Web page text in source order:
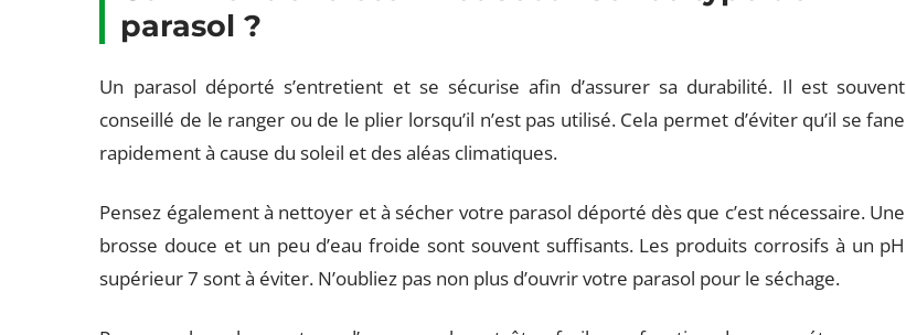
parasol ?
Un parasol déporté s’entretient et se sécurise afin d’assurer sa durabilité. Il est souvent
conseillé de le ranger ou de le plier lorsqu’il n’est pas utilisé. Cela permet d’éviter qu’il se fane
rapidement à cause du soleil et des aléas climatiques.
Pensez également à nettoyer et à sécher votre parasol déporté dès que c’est nécessaire. Une
brosse douce et un peu d’eau froide sont souvent suffisants. Les produits corrosifs à un pH
supérieur 7 sont à éviter. N’oubliez pas non plus d’ouvrir votre parasol pour le séchage.